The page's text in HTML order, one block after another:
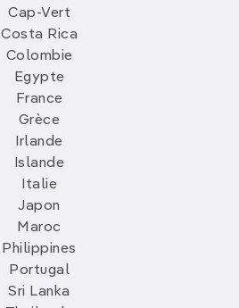
Cap-Vert
Costa Rica
Colombie
Egypte
France
Grèce
Irlande
Islande
Italie
Japon
Maroc
Philippines
Portugal
Sri Lanka